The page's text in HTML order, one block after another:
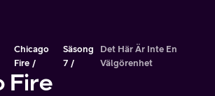
Chicago
Fire
Säsong
7
Det Här Är Inte En
Välgörenhet
Fire